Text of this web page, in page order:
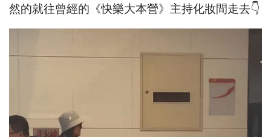
然的就往曾經的《快樂大本營》主持化妝間走去👇